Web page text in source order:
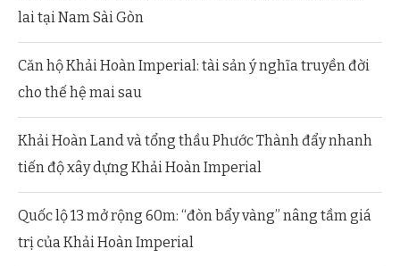
lai tại Nam Sài Gòn
Căn hộ Khải Hoàn Imperial: tài sản ý nghĩa truyền đời
cho thế hệ mai sau
Khải Hoàn Land và tổng thầu Phước Thành đẩy nhanh
tiến độ xây dựng Khải Hoàn Imperial
Quốc lộ 13 mở rộng 60m: “đòn bẩy vàng” nâng tầm giá
trị của Khải Hoàn Imperial